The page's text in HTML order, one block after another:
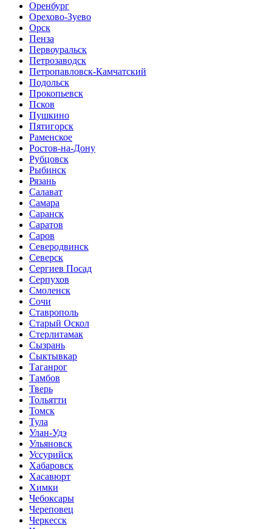
Оренбург
Орехово-Зуево
Орск
Пенза
Первоуральск
Петрозаводск
Петропавловск-Камчатский
Подольск
Прокопьевск
Псков
Пушкино
Пятигорск
Раменское
Ростов-на-Дону
Рубцовск
Рыбинск
Рязань
Салават
Самара
Саранск
Саратов
Саров
Северодвинск
Северск
Сергиев Посад
Серпухов
Смоленск
Сочи
Ставрополь
Старый Оскол
Стерлитамак
Сызрань
Сыктывкар
Таганрог
Тамбов
Тверь
Тольятти
Томск
Тула
Улан-Удэ
Ульяновск
Уссурийск
Хабаровск
Хасавюрт
Химки
Чебоксары
Череповец
Черкесск